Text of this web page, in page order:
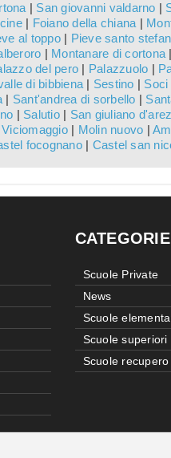
| San giovanni valdarno |
| Foiano della chiana |
al toppo| Pieve santo
| Montanare di cortona |
del pero | Palazzuolo |
di bibbiena | Sestino | Soci
| Sant'andrea di sorbello |
| Salutio| San giuliano
Viciomaggio| Molin nuovo |
focognano| Castel san
CATEGORIE
Scuole Private
News
Scuole
Scuole superiori
Scuole recupero